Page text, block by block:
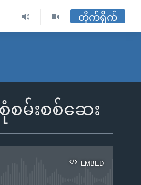
တိုက်ရိုက်
စမ်းစစ်ဆေး
EMBED